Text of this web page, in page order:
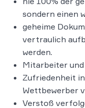
sondern einen
geheime
vertraulich
werden.
Mitarbeiter und
Zufriedenheit
Wettbewerber
Verstoß